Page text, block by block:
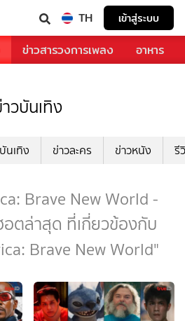
TH เข้าสู่ระบบ
ข่าวสารวงการเพลง อาหาร
วบันเทิง
นเทิง ข่าวละคร ข่าวหนัง รี
Brave New World -
อตล่าสุด ที่เกี่ยวข้องกับ
Brave New World"